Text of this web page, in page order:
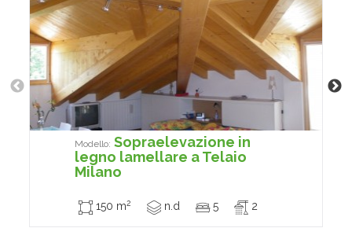
Modello: Sopraelevazione in
legno lamellare a Telaio
Milano
150 m2 n.d 5 2